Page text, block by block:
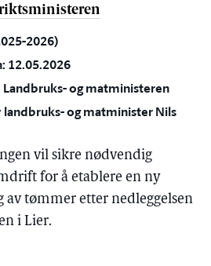
2026)
12.05.2026
og matministeren
landbruks- og matminister Nils
vil sikre nødvendig
for å etablere en ny
tømmer etter nedleggelsen
i Lier.